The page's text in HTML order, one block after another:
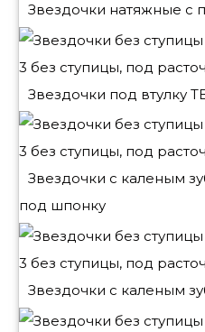
Звездочки натяжные с
Звездочки под втулку
Звездочки с каленым
под шпонку
Звездочки с каленым